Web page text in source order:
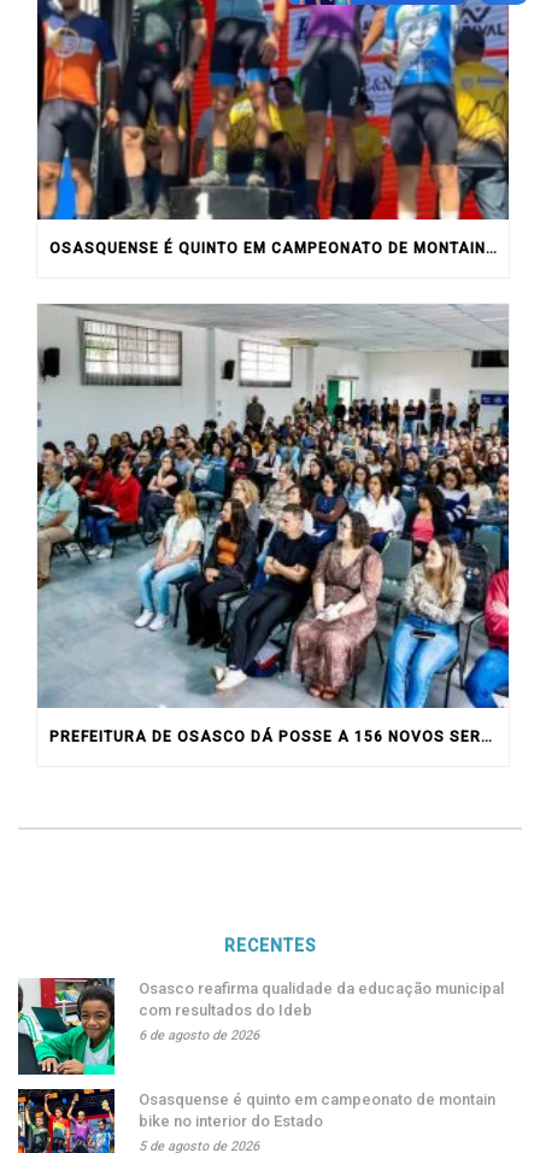
OSASQUENSE É QUINTO EM CAMPEONATO DE MONTAIN BIKE NO INTERIOR DO ESTADO
PREFEITURA DE OSASCO DÁ POSSE A 156 NOVOS SERVIDORES
RECENTES
Osasco reafirma qualidade da educação municipal
com resultados do Ideb
6 de agosto de 2026
Osasquense é quinto em campeonato de montain
bike no interior do Estado
5 de agosto de 2026